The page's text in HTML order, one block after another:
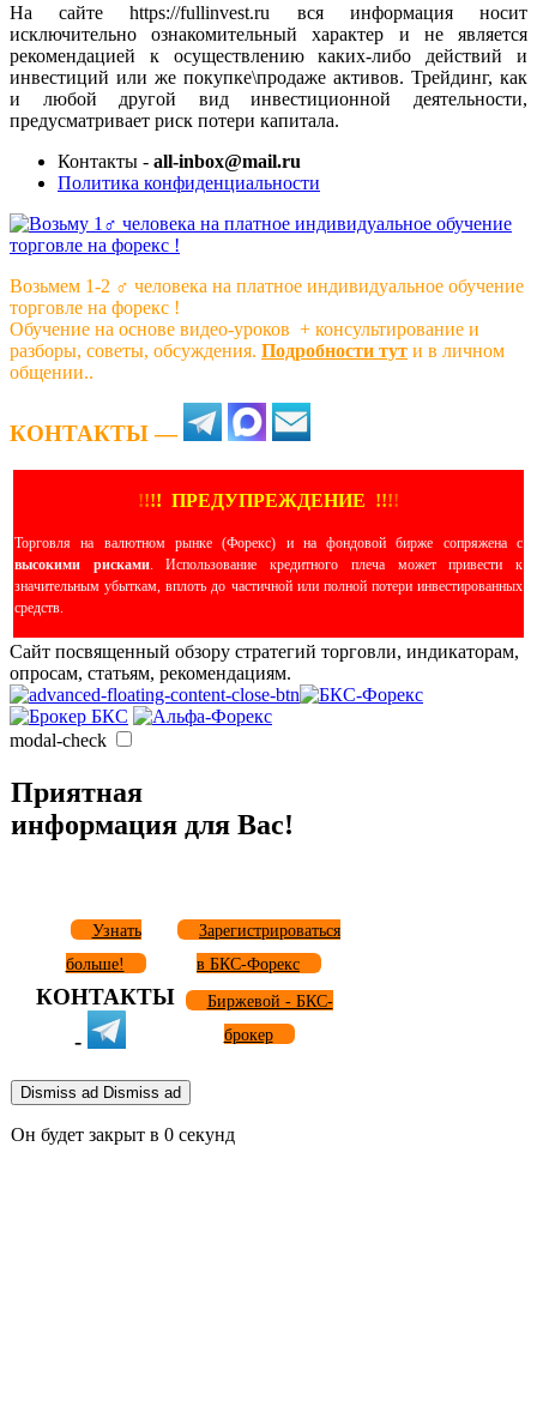
На сайте https://fullinvest.ru вся информация носит
исключительно ознакомительный характер и не является
рекомендацией к осуществлению каких-либо действий и
инвестиций или же покупке\продаже активов. Трейдинг, как
и любой другой вид инвестиционной деятельности,
предусматривает риск потери капитала.
Контакты - all-inbox@mail.ru
Политика конфиденциальности
Возьмем 1-2 ‍♂️ человека на платное индивидуальное обучение
торговле на форекс !
Обучение на основе видео-уроков ️ + консультирование и
разборы, советы, обсуждения. Подробности тут и в личном
общении..
КОНТАКТЫ —
!!!! ПРЕДУПРЕЖДЕНИЕ !!!!
Торговля на валютном рынке (Форекс) и на фондовой бирже сопряжена с
высокими рисками. Использование кредитного плеча может привести к
значительным убыткам, вплоть до частичной или полной потери инвестированных
средств.
Сайт посвященный обзору стратегий торговли, индикаторам,
опросам, статьям, рекомендациям.
modal-check
Приятная
информация для Вас!
Узнать
больше!
Зарегистрироваться
в БКС-Форекс
КОНТАКТЫ
-
Биржевой - БКС-
брокер
Dismiss ad Dismiss ad
Он будет закрыт в 0 секунд